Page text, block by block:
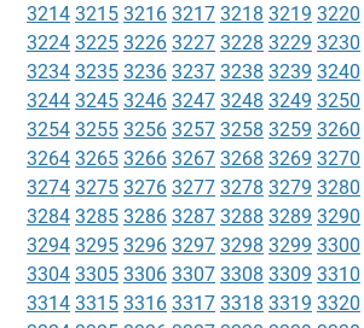
3214 3215 3216 3217 3218 3219 3220
3224 3225 3226 3227 3228 3229 3230
3234 3235 3236 3237 3238 3239 3240
3244 3245 3246 3247 3248 3249 3250
3254 3255 3256 3257 3258 3259 3260
3264 3265 3266 3267 3268 3269 3270
3274 3275 3276 3277 3278 3279 3280
3284 3285 3286 3287 3288 3289 3290
3294 3295 3296 3297 3298 3299 3300
3304 3305 3306 3307 3308 3309 3310
3314 3315 3316 3317 3318 3319 3320